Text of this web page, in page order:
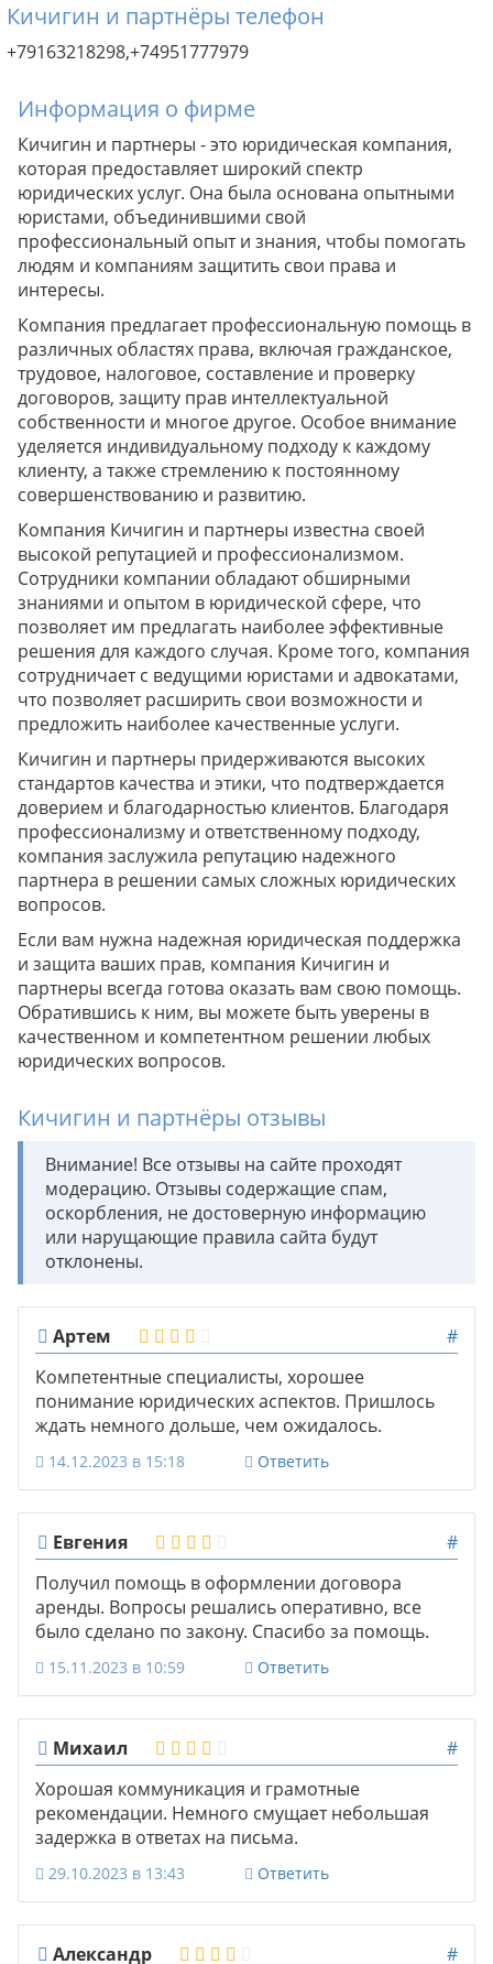
Кичигин и партнёры телефон
+79163218298,+74951777979
Информация о фирме
Кичигин и партнеры - это юридическая компания,
которая предоставляет широкий спектр
юридических услуг. Она была основана опытными
юристами, объединившими свой
профессиональный опыт и знания, чтобы помогать
людям и компаниям защитить свои права и
интересы.
Компания предлагает профессиональную помощь в
различных областях права, включая гражданское,
трудовое, налоговое, составление и проверку
договоров, защиту прав интеллектуальной
собственности и многое другое. Особое внимание
уделяется индивидуальному подходу к каждому
клиенту, а также стремлению к постоянному
совершенствованию и развитию.
Компания Кичигин и партнеры известна своей
высокой репутацией и профессионализмом.
Сотрудники компании обладают обширными
знаниями и опытом в юридической сфере, что
позволяет им предлагать наиболее эффективные
решения для каждого случая. Кроме того, компания
сотрудничает с ведущими юристами и адвокатами,
что позволяет расширить свои возможности и
предложить наиболее качественные услуги.
Кичигин и партнеры придерживаются высоких
стандартов качества и этики, что подтверждается
доверием и благодарностью клиентов. Благодаря
профессионализму и ответственному подходу,
компания заслужила репутацию надежного
партнера в решении самых сложных юридических
вопросов.
Если вам нужна надежная юридическая поддержка
и защита ваших прав, компания Кичигин и
партнеры всегда готова оказать вам свою помощь.
Обратившись к ним, вы можете быть уверены в
качественном и компетентном решении любых
юридических вопросов.
Кичигин и партнёры отзывы
Внимание! Все отзывы на сайте проходят
модерацию. Отзывы содержащие спам,
оскорбления, не достоверную информацию
или нарущающие правила сайта будут
отклонены.
Артем
#
Компетентные специалисты, хорошее
понимание юридических аспектов. Пришлось
ждать немного дольше, чем ожидалось.
14.12.2023 в 15:18 Ответить
Евгения
#
Получил помощь в оформлении договора
аренды. Вопросы решались оперативно, все
было сделано по закону. Спасибо за помощь.
15.11.2023 в 10:59 Ответить
Михаил
#
Хорошая коммуникация и грамотные
рекомендации. Немного смущает небольшая
задержка в ответах на письма.
29.10.2023 в 13:43 Ответить
Александр #